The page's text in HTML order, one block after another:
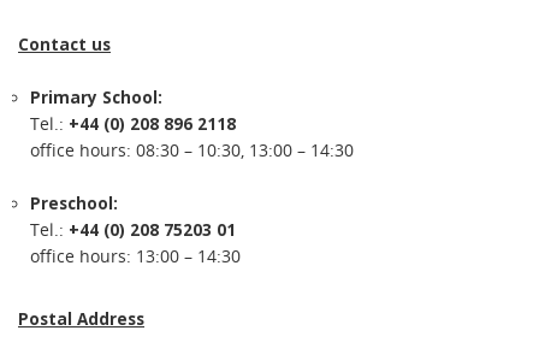
Contact us
Primary School:
Tel.: +44 (0) 208 896 2118
office hours: 08:30 – 10:30, 13:00 – 14:30
Preschool:
Tel.: +44 (0) 208 75203 01
office hours: 13:00 – 14:30
Postal Address